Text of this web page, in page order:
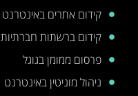
קידום אתרים באינטרנט
קידום ברשתות חברתיות
פרסום ממומן בגוגל
ניהול מוניטין באינטרנט